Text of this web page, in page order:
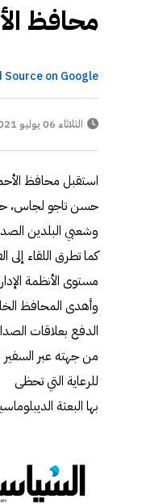
محافظ
on Google
الثلاثاء 06 يوليو 2021
استقبل محافظ
حسن تاجو لجاس، حيث
وشعبي البلدين
كما تطرق اللقاء إلى
مستوى الأنظمة
وأهدى المحافظ
الدفع بعلاقات
من جهته عبر السفير
للرعاية التي تحظى
بها البعثة